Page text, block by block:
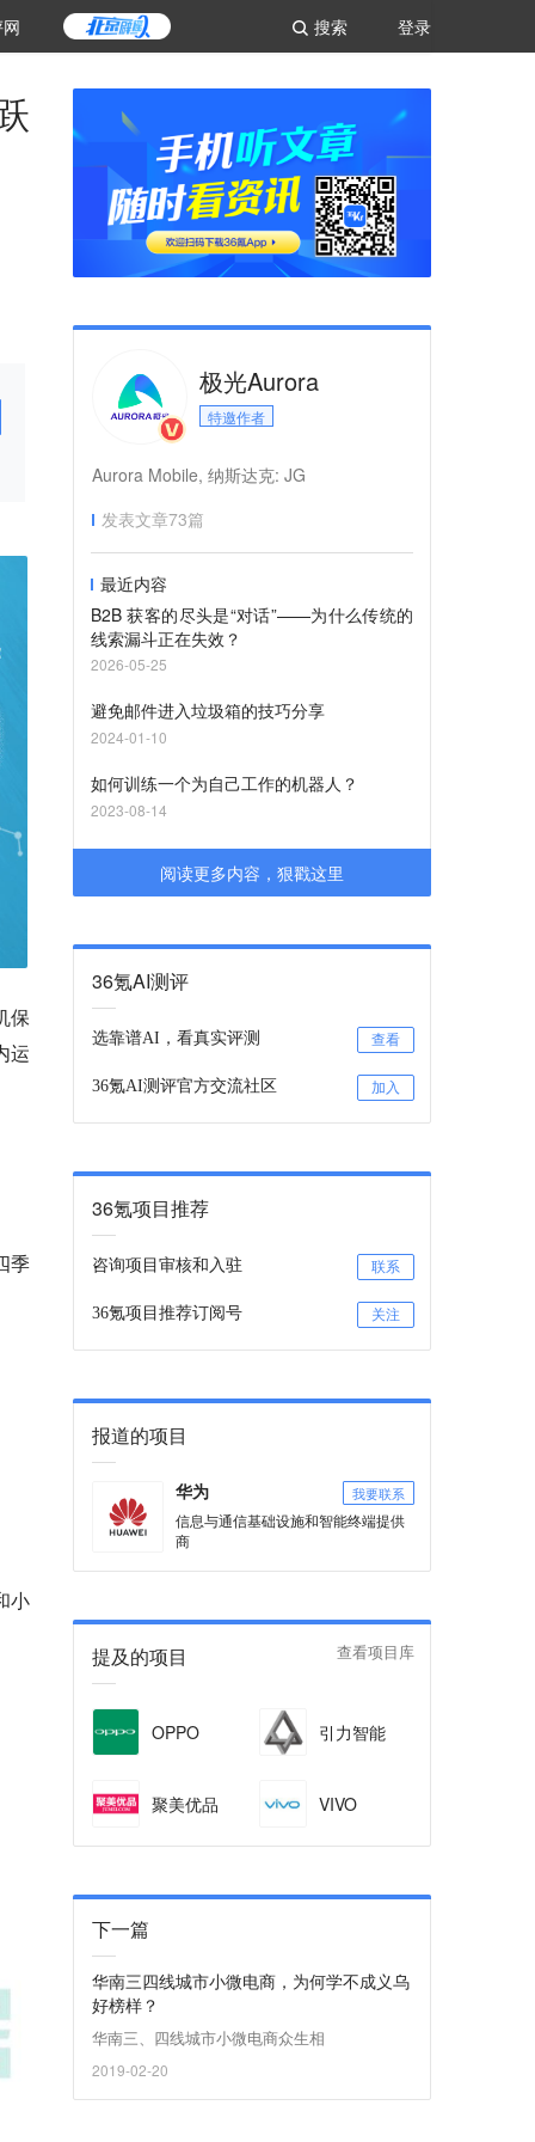
登录
搜索
保
运
季
小
极光Aurora
特邀作者
Aurora Mobile, 纳斯达克: JG
发表文章73篇
最近内容
B2B 获客的尽头是“对话”——为什么传统的
线索漏斗正在失效？
2026-05-25
避免邮件进入垃圾箱的技巧分享
2024-01-10
如何训练一个为自己工作的机器人？
2023-08-14
阅读更多内容，狠戳这里
36氪AI测评
选靠谱AI，看真实评测 查看
36氪AI测评官方交流社区 加入
36氪项目推荐
咨询项目审核和入驻 联系
36氪项目推荐订阅号 关注
报道的项目
华为 我要联系
信息与通信基础设施和智能终端提供
商
提及的项目 查看项目库
OPPO 引力智能
聚美优品 VIVO
下一篇
华南三四线城市小微电商，为何学不成义乌
好榜样？
华南三、四线城市小微电商众生相
2019-02-20